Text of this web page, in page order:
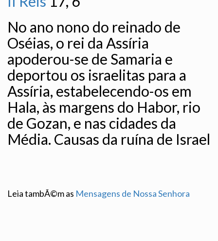
No ano nono do reinado de
Oséias, o rei da Assíria
apoderou-se de Samaria e
deportou os israelitas para a
Assíria, estabelecendo-os em
Hala, às margens do Habor, rio
de Gozan, e nas cidades da
Média. Causas da ruína de Israel
Leia tambÃ©m as Mensagens de Nossa Senhora